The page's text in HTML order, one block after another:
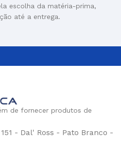
escolha da matéria-prima,
até a entrega.
de fornecer produtos de
- Dal' Ross - Pato Branco -